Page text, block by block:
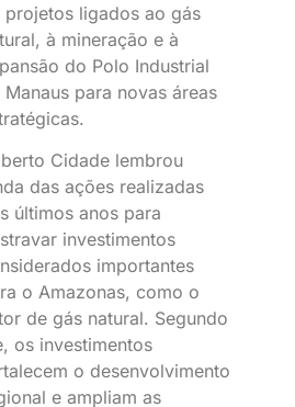
projetos ligados ao gás
à mineração e à
do Polo Industrial
Manaus para novas áreas
Cidade lembrou
das ações realizadas
últimos anos para
investimentos
importantes
o Amazonas, como o
de gás natural. Segundo
os investimentos
o desenvolvimento
e ampliam as